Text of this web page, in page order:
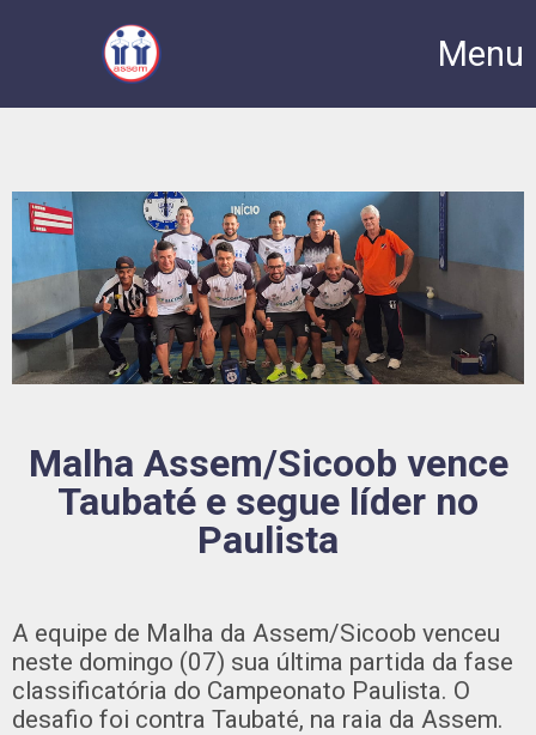
Menu
Malha Assem/Sicoob vence
Taubaté e segue líder no
Paulista
A equipe de Malha da Assem/Sicoob venceu
neste domingo (07) sua última partida da fase
classificatória do Campeonato Paulista. O
desafio foi contra Taubaté, na raia da Assem.